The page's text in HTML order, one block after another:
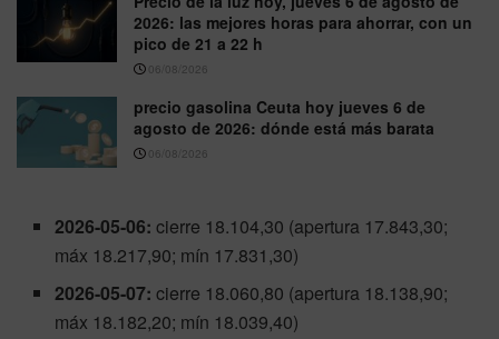
2026: las mejores horas para ahorrar, con un
pico de 21 a 22 h
06/08/2026
precio gasolina Ceuta hoy jueves 6 de
agosto de 2026: dónde está más barata
06/08/2026
2026-05-06: cierre 18.104,30 (apertura 17.843,30;
máx 18.217,90; mín 17.831,30)
2026-05-07: cierre 18.060,80 (apertura 18.138,90;
máx 18.182,20; mín 18.039,40)